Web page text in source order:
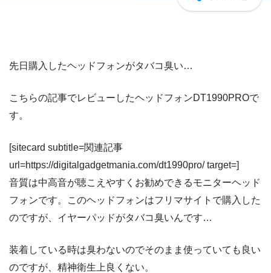
先日購入したヘッドフォンがタバコ臭い…
こちらの記事でレビューしたヘッドフォンDT1990PROで
す。
[sitecard subtitle=関連記事
url=https://digitalgadgetmania.com/dt1990pro/ target=]
音質は中高音が聴こえやすくお勧めできるモニターヘッド
フォンです。このヘッドフォンはフリマサイトで購入した
のですが、イヤーパッドがタバコ臭いんです…
装着している時は臭わないのでそのまま使っていても良い
のですが、精神衛生上良くない。